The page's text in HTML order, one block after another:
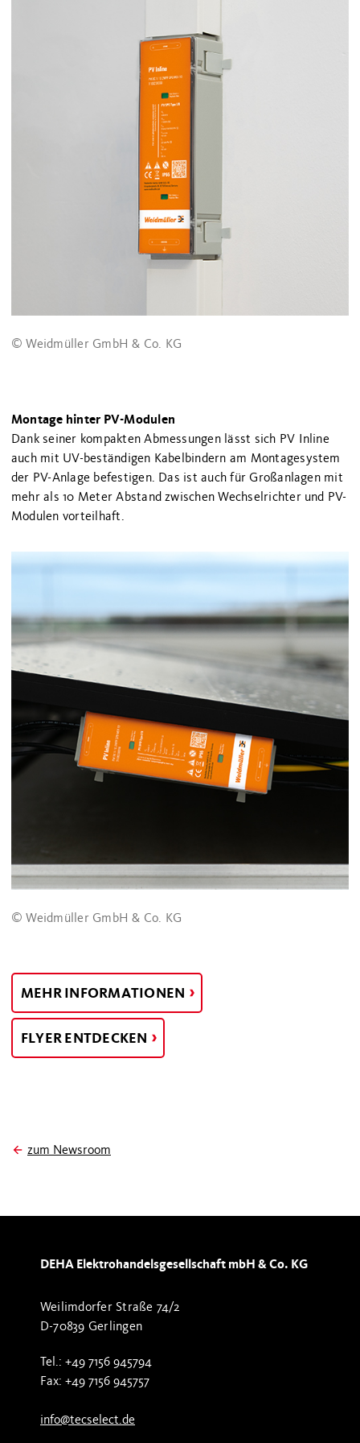
© Weidmüller GmbH & Co. KG
Montage hinter PV-Modulen
Dank seiner kompakten Abmessungen lässt sich PV Inline
auch mit UV-beständigen Kabelbindern am Montagesystem
der PV-Anlage befestigen. Das ist auch für Großanlagen mit
mehr als 10 Meter Abstand zwischen Wechselrichter und PV-
Modulen vorteilhaft.
© Weidmüller GmbH & Co. KG
MEHR INFORMATIONEN
FLYER ENTDECKEN
zum Newsroom
DEHA Elektrohandelsgesellschaft mbH & Co. KG
Weilimdorfer Straße 74/2
D-70839 Gerlingen
Tel.: +49 7156 945794
Fax: +49 7156 945757
info@tecselect.de